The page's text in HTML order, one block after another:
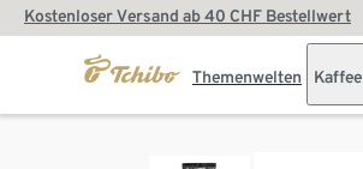
Kostenloser Versand ab 40 CHF Bestellwert
Themenwelten Kaffee